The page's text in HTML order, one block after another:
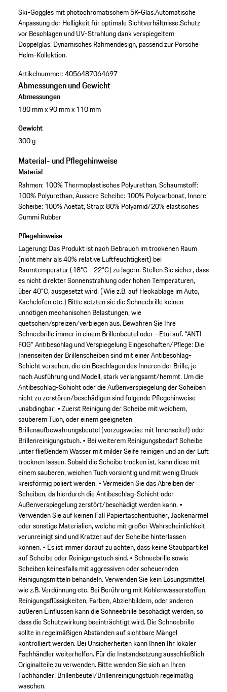
Ski-Goggles mit photochromatischem 5K-Glas.Automatische
Anpassung der Helligkeit für optimale Sichtverhältnisse.Schutz
vor Beschlagen und UV-Strahlung dank verspiegeltem
Doppelglas.Dynamisches Rahmendesign, passend zur Porsche
Helm-Kollektion.
Artikelnummer:4056487064697
Abmessungen und Gewicht
Abmessungen
180 mm x 90 mm x 110 mm
Gewicht
300 g
Material- und Pflegehinweise
Material
Rahmen: 100% Thermoplastisches Polyurethan, Schaumstoff:
100% Polyurethan, Äussere Scheibe: 100% Polycarbonat, Innere
Scheibe: 100% Acetat, Strap: 80% Polyamid/20% elastisches
Gummi Rubber
Pflegehinweise
Lagerung: Das Produkt ist nach Gebrauch im trockenen Raum
(nicht mehr als 40% relative Luftfeuchtigkeit) bei
Raumtemperatur (18°C - 22°C) zu lagern. Stellen Sie sicher, dass
es nicht direkter Sonnenstrahlung oder hohen Temperaturen,
über 40°C, ausgesetzt wird. (Wie z.B. auf Heckablage im Auto,
Kachelofen etc.) Bitte setzten sie die Schneebrille keinen
unnötigen mechanischen Belastungen, wie
quetschen/spreizen/verbiegen aus. Bewahren Sie Ihre
Schneebrille immer in einem Brillenbeutel oder –Etui auf. “ANTI
FOG“ Antibeschlag und Verspiegelung Eingeschaften/Pflege: Die
Innenseiten der Brillenscheiben sind mit einer Antibeschlag-
Schicht versehen, die ein Beschlagen des Inneren der Brille, je
nach Ausführung und Modell, stark verlangsamt/hemmt. Um die
Antibeschlag-Schicht oder die Außenverspiegelung der Scheiben
nicht zu zerstören/beschädigen sind folgende Pflegehinweise
unabdingbar: • Zuerst Reinigung der Scheibe mit weichem,
sauberem Tuch, oder einem geeigneten
Brillenaufbewahrungsbeutel (vorzugsweise mit Innenseite!) oder
Brillenreinigungstuch. • Bei weiterem Reinigungsbedarf Scheibe
unter fließendem Wasser mit milder Seife reinigen und an der Luft
trocknen lassen. Sobald die Scheibe trocken ist, kann diese mit
einem sauberen, weichen Tuch vorsichtig und mit wenig Druck
kreisförmig poliert werden. • Vermeiden Sie das Abreiben der
Scheiben, da hierdurch die Antibeschlag-Schicht oder
Außenverspiegelung zerstört/beschädigt werden kann. •
Verwenden Sie auf keinen Fall Papiertaschentücher, Jackenärmel
oder sonstige Materialien, welche mit großer Wahrscheinlichkeit
verunreinigt sind und Kratzer auf der Scheibe hinterlassen
können. • Es ist immer darauf zu achten, dass keine Staubpartikel
auf Scheibe oder Reinigungstuch sind. • Schneebrille sowie
Scheiben keinesfalls mit aggressiven oder scheuernden
Reinigungsmitteln behandeln. Verwenden Sie kein Lösungsmittel,
wie z.B. Verdünnung etc. Bei Berührung mit Kohlenwasserstoffen,
Reinigungsflüssigkeiten, Farben, Abziehbildern, oder anderen
äußeren Einflüssen kann die Schneebrille beschädigt werden, so
dass die Schutzwirkung beeinträchtigt wird. Die Schneebrille
sollte in regelmäßigen Abständen auf sichtbare Mängel
kontrolliert werden. Bei Unsicherheiten kann Ihnen Ihr lokaler
Fachhändler weiterhelfen. Für die Instandsetzung ausschließlich
Originalteile zu verwenden. Bitte wenden Sie sich an Ihren
Fachhändler. Brillenbeutel/Brillenreinigungstuch regelmäßig
waschen.